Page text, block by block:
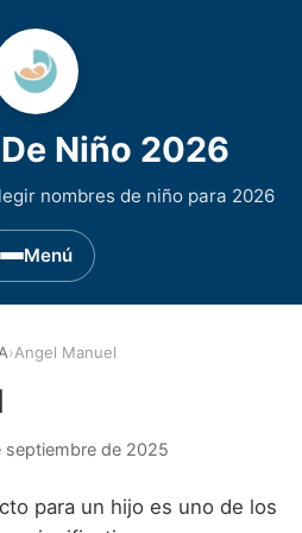
Niño 2026
nombres de niño para 2026
Menú
que empiezan por D
Niño Asturianos
de Niño Celtas
›Angel Manuel
septiembre de 2025
para un hijo es uno de los